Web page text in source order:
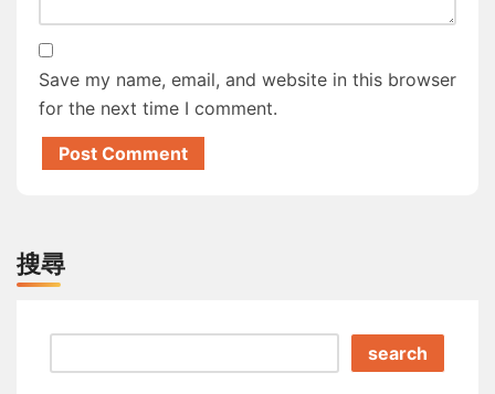
Save my name, email, and website in this browser
for the next time I comment.
搜尋
search